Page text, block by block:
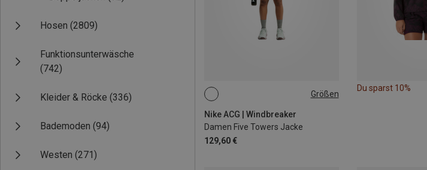
Hosen (2809)
Funktionsunterwäsche
(742)
Kleider & Röcke (336)
Bademoden (94)
Westen (271)
Größen
Nike ACG | Windbreaker
Damen Five Towers Jacke
129,60 €
XS
Du sparst 10%